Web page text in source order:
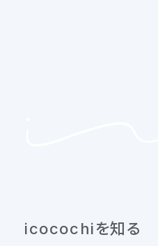
icocochiを知る